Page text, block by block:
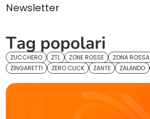
Newsletter
Tag popolari
ZUCCHERO ZTL ZONE ROSSE ZONA ROSSA
ZINGARETTI
ZERO CLICK ZANTE ZALANDO